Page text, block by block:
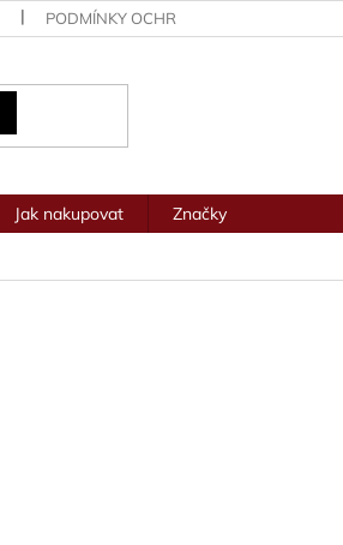
PODMÍNKY OCHRANY OSOBNÍCH ÚDAJŮ
Jak nakupovat
Značky